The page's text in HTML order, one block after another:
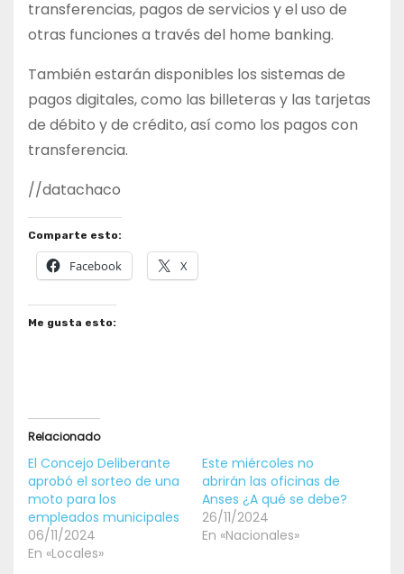
transferencias, pagos de servicios y el uso de
otras funciones a través del home banking.
También estarán disponibles los sistemas de
pagos digitales, como las billeteras y las tarjetas
de débito y de crédito, así como los pagos con
transferencia.
//datachaco
Comparte esto:
Facebook X
Me gusta esto:
Relacionado
El Concejo Deliberante
aprobó el sorteo de una
moto para los
empleados municipales
06/11/2024
En «Locales»
Este miércoles no
abrirán las oficinas de
Anses ¿A qué se debe?
26/11/2024
En «Nacionales»